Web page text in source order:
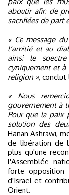
aboutir afin de
sacrifiées de part
« Ce message
l’amitié et au
ainsi le
cyniquement et à
religion », conclut
« Nous
gouvernement à
Pour que la paix
solution des
Hanan Ashrawi,
de libération de
plus qu'une
l'Assemblée
forte opposition
d'Israël et
Orient.